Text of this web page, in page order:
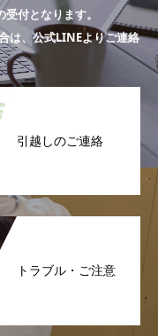
付となります。
は、公式LINEよりご連絡
引越しのご連絡
トラブル・ご注意